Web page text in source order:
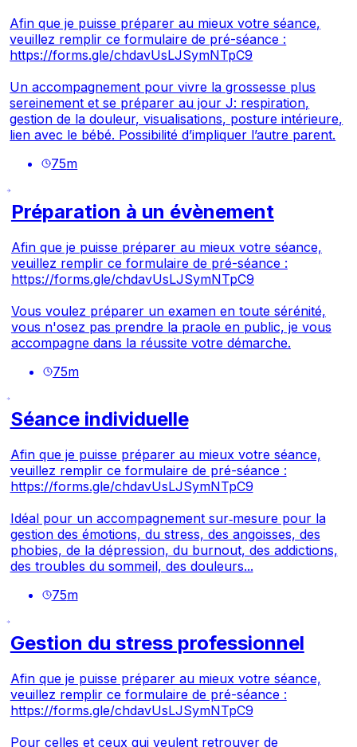
Afin que je puisse préparer au mieux votre séance,
veuillez remplir ce formulaire de pré-séance :
https://forms.gle/chdavUsLJSymNTpC9
Un accompagnement pour vivre la grossesse plus
sereinement et se préparer au jour J: respiration,
gestion de la douleur, visualisations, posture intérieure,
lien avec le bébé. Possibilité d’impliquer l’autre parent.
75m
Préparation à un évènement
Afin que je puisse préparer au mieux votre séance,
veuillez remplir ce formulaire de pré-séance :
https://forms.gle/chdavUsLJSymNTpC9
Vous voulez préparer un examen en toute sérénité,
vous n'osez pas prendre la praole en public, je vous
accompagne dans la réussite votre démarche.
75m
Séance individuelle
Afin que je puisse préparer au mieux votre séance,
veuillez remplir ce formulaire de pré-séance :
https://forms.gle/chdavUsLJSymNTpC9
Idéal pour un accompagnement sur‑mesure pour la
gestion des émotions, du stress, des angoisses, des
phobies, de la dépression, du burnout, des addictions,
des troubles du sommeil, des douleurs...
75m
Gestion du stress professionnel
Afin que je puisse préparer au mieux votre séance,
veuillez remplir ce formulaire de pré-séance :
https://forms.gle/chdavUsLJSymNTpC9
Pour celles et ceux qui veulent retrouver de